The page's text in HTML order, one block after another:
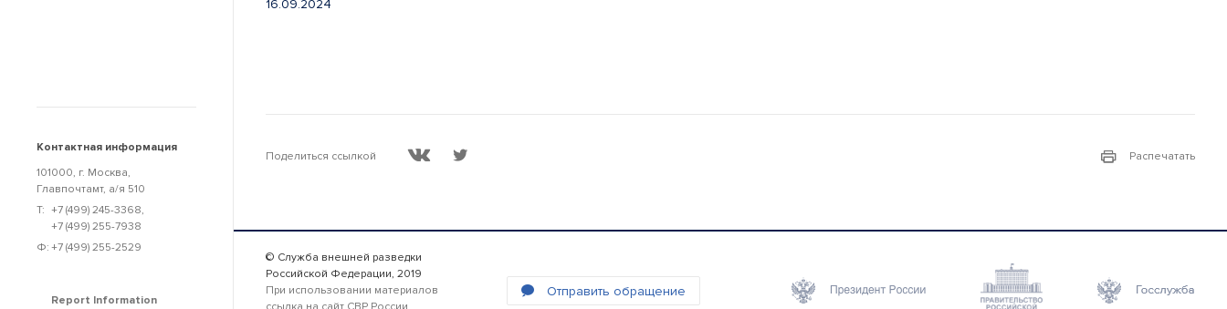
Контактная информация
101000, г. Москва,
Главпочтамт, а/я 510
Т: +7 (499) 245-3368,
+7 (499) 255-7938
Ф: +7 (499) 255-2529
Report Information
16.09.2024
Поделиться ссылкой Распечатать
© Служба внешней разведки
Российской Федерации, 2019
При использовании материалов
Отправить обращение